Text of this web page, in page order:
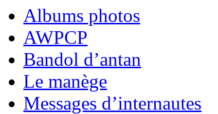
Albums photos
AWPCP
Bandol d’antan
Le manège
Messages d’internautes